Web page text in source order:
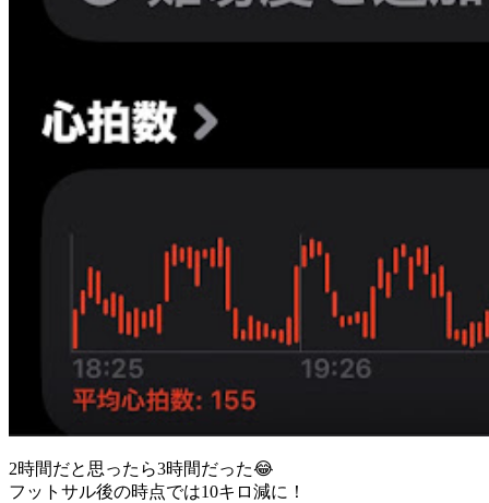
2時間だと思ったら3時間だった😂
フットサル後の時点では10キロ減に！